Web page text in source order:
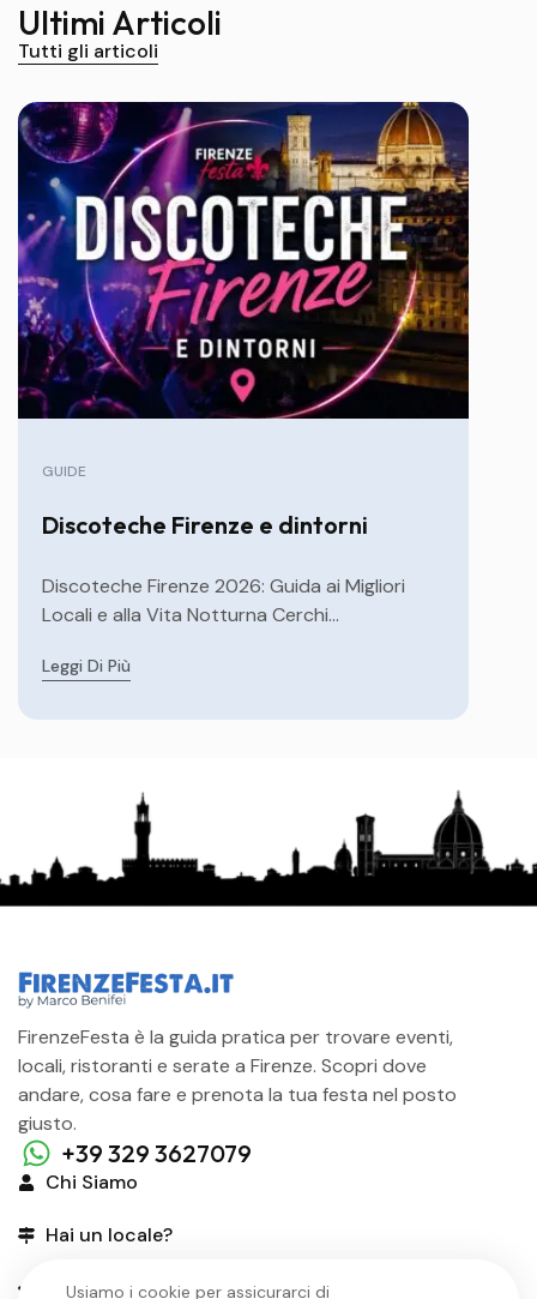
Ultimi Articoli
Tutti gli articoli
GUIDE
Discoteche Firenze e dintorni
Discoteche Firenze 2026: Guida ai Migliori
Locali e alla Vita Notturna Cerchi...
Leggi Di Più
FirenzeFesta è la guida pratica per trovare eventi,
locali, ristoranti e serate a Firenze. Scopri dove
andare, cosa fare e prenota la tua festa nel posto
giusto.
+39 329 3627079
Chi Siamo
Hai un locale?
Organizza Festa
Usiamo i cookie per assicurarci di